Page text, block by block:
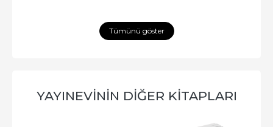
Tümünü göster
YAYINEVININ DIĞER KITAPLARI